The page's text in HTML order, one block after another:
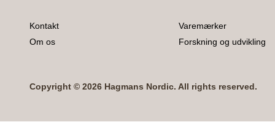
Kontakt Varemærker
Om os
Forskning og udvikling
Copyright © 2026 Hagmans Nordic. All rights reserved.